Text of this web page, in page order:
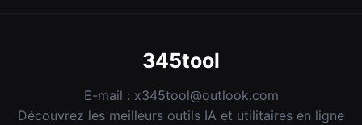
345tool
E-mail : x345tool@outlook.com
Découvrez les meilleurs outils IA et utilitaires en ligne